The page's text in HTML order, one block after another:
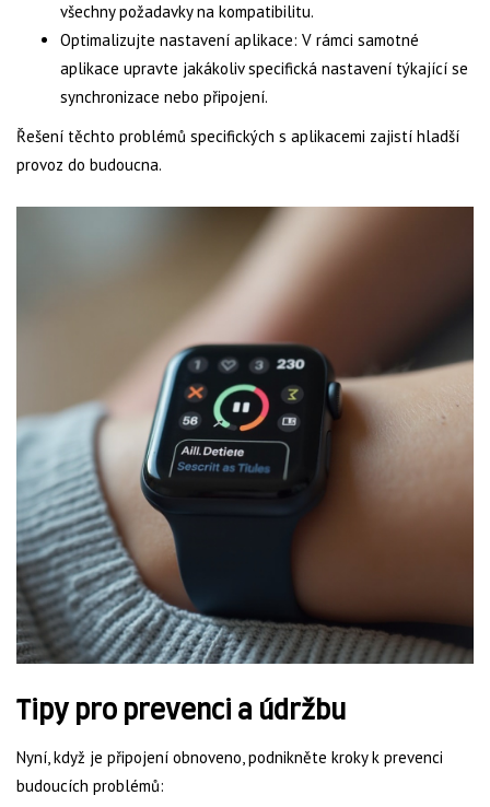
všechny požadavky na kompatibilitu.
Optimalizujte nastavení aplikace: V rámci samotné
aplikace upravte jakákoliv specifická nastavení týkající se
synchronizace nebo připojení.
Řešení těchto problémů specifických s aplikacemi zajistí hladší
provoz do budoucna.
Tipy pro prevenci a údržbu
Nyní, když je připojení obnoveno, podnikněte kroky k prevenci
budoucích problémů: